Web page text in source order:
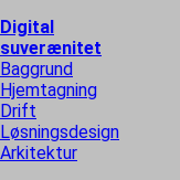
Digital
suverænitet
Baggrund
Hjemtagning
Drift
Løsningsdesign
Arkitektur